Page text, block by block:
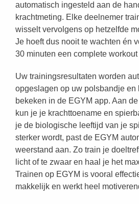
automatisch ingesteld aan de
krachtmeting. Elke deelnemer
wisselt vervolgens op hetzelfde
Je hoeft dus nooit te wachten én
30 minuten een complete workout
Uw trainingsresultaten worden
opgeslagen op uw polsbandje en
bekeken in de EGYM app. Aan
kun je je krachttoename en
je de biologische leeftijd van je
sterker wordt, past de EGYM
weerstand aan. Zo train je
licht of te zwaar en haal je het
Trainen op EGYM is vooral
makkelijk en werkt heel